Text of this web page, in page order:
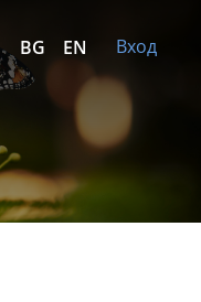
BG EN Вход